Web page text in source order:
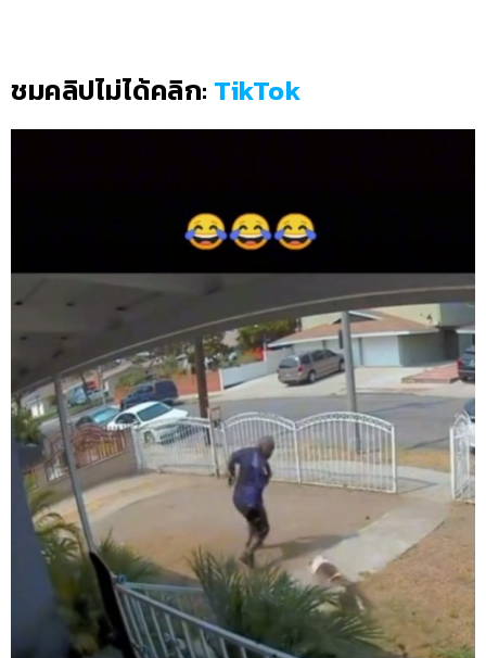
ชมคลิปไม่ได้คลิก: TikTok